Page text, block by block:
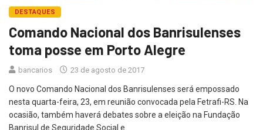
DESTAQUES
Comando Nacional dos Banrisulenses
toma posse em Porto Alegre
bancarios 23 de agosto de 2017
O novo Comando Nacional dos Banrisulenses será empossado
nesta quarta-feira, 23, em reunião convocada pela Fetrafi-RS. Na
ocasião, também haverá debates sobre a eleição na Fundação
Banrisul de Seguridade Social e